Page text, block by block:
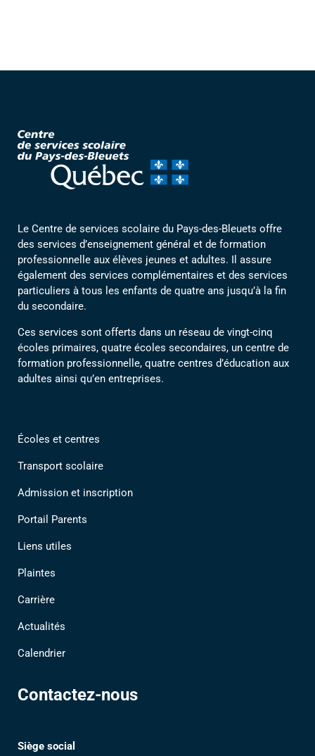
Le Centre de services scolaire du Pays-des-Bleuets offre
des services d’enseignement général et de formation
professionnelle aux élèves jeunes et adultes. Il assure
également des services complémentaires et des services
particuliers à tous les enfants de quatre ans jusqu’à la fin
du secondaire.
Ces services sont offerts dans un réseau de vingt-cinq
écoles primaires, quatre écoles secondaires, un centre de
formation professionnelle, quatre centres d’éducation aux
adultes ainsi qu’en entreprises.
Écoles et centres
Transport scolaire
Admission et inscription
Portail Parents
Liens utiles
Plaintes
Carrière
Actualités
Calendrier
Contactez-nous
Siège social